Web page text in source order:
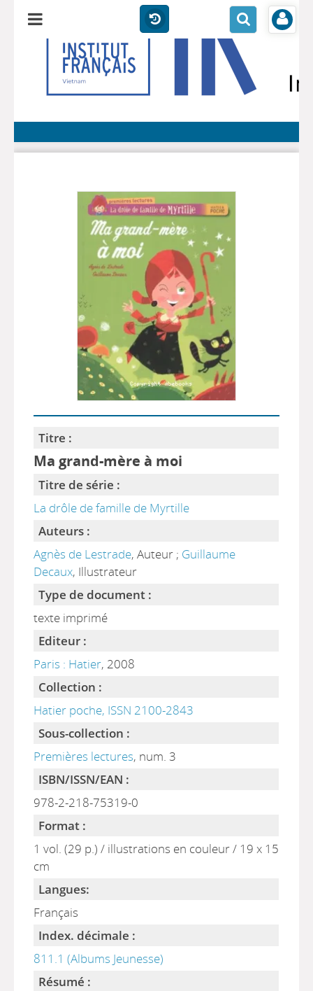
Titre :
Ma grand-mère à moi
Titre de série :
La drôle de famille de Myrtille
Auteurs :
Agnès de Lestrade, Auteur ; Guillaume
Decaux, Illustrateur
Type de document :
texte imprimé
Editeur :
Paris : Hatier, 2008
Collection :
Hatier poche, ISSN 2100-2843
Sous-collection :
Premières lectures, num. 3
ISBN/ISSN/EAN :
978-2-218-75319-0
Format :
1 vol. (29 p.) / illustrations en couleur / 19 x 15
cm
Langues:
Français
Index. décimale :
811.1 (Albums Jeunesse)
Résumé :